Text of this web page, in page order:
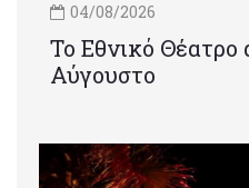
04/08/2026
Το Εθνικό Θέατρο
Αύγουστο